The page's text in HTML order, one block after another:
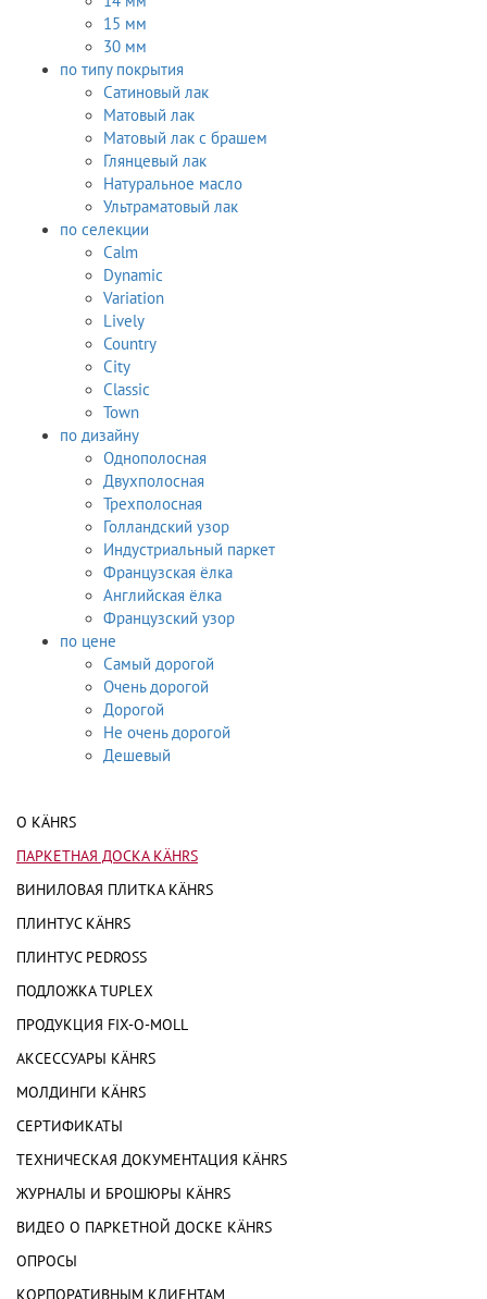
15 мм
30 мм
по типу покрытия
Сатиновый лак
Матовый лак
Матовый лак с брашем
Глянцевый лак
Натуральное масло
Ультраматовый лак
по селекции
Calm
Dynamic
Variation
Lively
Country
City
Classic
Town
по дизайну
Однополосная
Двухполосная
Трехполосная
Голландский узор
Индустриальный паркет
Французская ёлка
Английская ёлка
Французский узор
по цене
Самый дорогой
Очень дорогой
Дорогой
Не очень дорогой
Дешевый
О KÄHRS
ПАРКЕТНАЯ ДОСКА KÄHRS
ВИНИЛОВАЯ ПЛИТКА KÄHRS
ПЛИНТУС KÄHRS
ПЛИНТУС PEDROSS
ПОДЛОЖКА TUPLEX
ПРОДУКЦИЯ FIX-O-MOLL
АКСЕССУАРЫ KÄHRS
МОЛДИНГИ KÄHRS
СЕРТИФИКАТЫ
ТЕХНИЧЕСКАЯ ДОКУМЕНТАЦИЯ KÄHRS
ЖУРНАЛЫ И БРОШЮРЫ KÄHRS
ВИДЕО О ПАРКЕТНОЙ ДОСКЕ KÄHRS
ОПРОСЫ
КОРПОРАТИВНЫМ КЛИЕНТАМ